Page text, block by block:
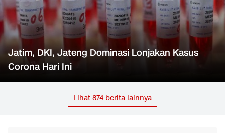
Jatim, DKI, Jateng Dominasi Lonjakan Kasus
Corona Hari Ini
Lihat 874 berita lainnya